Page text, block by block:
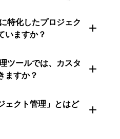
特化したプロジェク
いますか？
ツールでは、カスタ
ますか？
ェクト管理」とはど